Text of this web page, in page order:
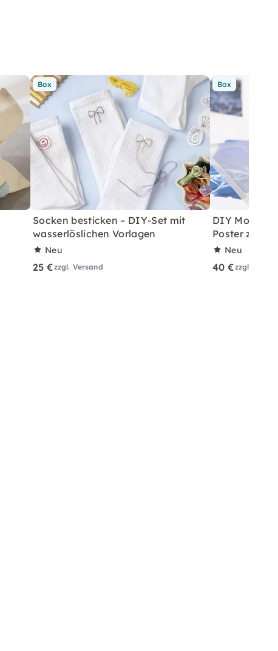
Box
Socken besticken – DIY-Set mit
wasserlöslichen Vorlagen
Neu
25 €zzgl. Versand
Box
DIY
Poster
Neu
40 €zzgl.